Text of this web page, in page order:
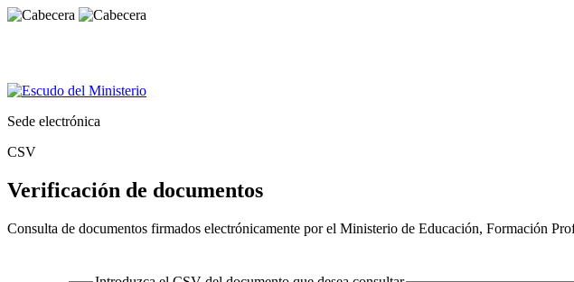
Sede electrónica
CSV
Verificación de documentos
Consulta de documentos firmados electrónicamente por el Ministerio de Educación, Formación